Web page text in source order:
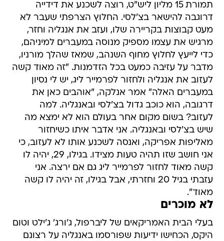
תמורת 15 מליון ליש"ט, רוצה לשכנע את דידייה
דרוגבה להישאר בצ'לסי. החלוץ הצרפתי שעבר לא
מעט קבוצות בקריירה שלו, ועזב את אנגליה וחזר,
מרגיש את עצמו מספיק מנוסה במעברים למיניהם,
כדי לייעץ לחלוץ מחוף השנהב, שמאז שהלך מורניו,
מדבר על עזיבה כמעט בכל הזדמנות. "זה מאוד קשה
לעזוב את אנגליה ולחזור לפרמייר ליג, יש לי נסיון
במעברים האלה" אמר אנלקה, "אוהבים כאן את
דרגובה, הוא כוכב גדול בצ'לסי ובאנגליה. למה
לעזוב? בשום מקום אחר בעולם הוא לא ימצא מה
שיש בצ'לסי ובאנגליה. אני אדבר איתו כשיחזור
מאליפות אפריקה, ואנסה לשכנע אותו לא לעזוב, כי
אני חושב שזו תהיה טעות מצידו. בגילו, 29, יהיה לו
קשה מאוד לחזור לפרמייר ליג גם אם ירצה. אני
עזבתי בגיל 20 וחזרתי, אבל בגילו, זה יהיה לו קשה
מאוד".
לא מוכרים
בעלי הבית האמריקאים של ליברפול, ג'ורג' ג'ילט וטום
היקס, הכחישו ידיעות שפורסמו באנגליה על רצונם